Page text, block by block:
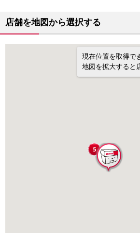
店舗を地図から選択する
現在位置を取得で
地図を拡大すると